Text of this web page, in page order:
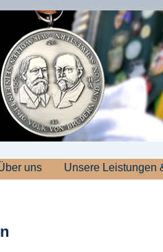
uns Unsere Leistungen